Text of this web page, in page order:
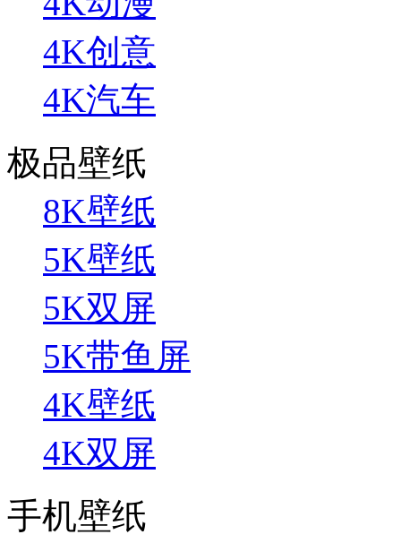
4K创意
4K汽车
极品壁纸
8K壁纸
5K壁纸
5K双屏
5K带鱼屏
4K壁纸
4K双屏
手机壁纸